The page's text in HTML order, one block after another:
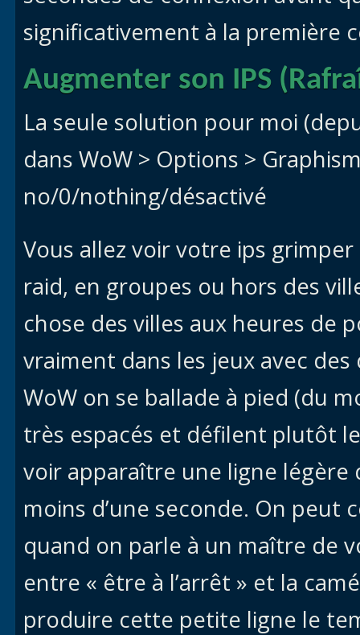
significativement à la première
Augmenter son IPS
La seule solution pour moi
dans WoW > Options >
no/0/nothing/désactivé
Vous allez voir votre ips
raid, en groupes ou hors des
chose des villes aux heures de
vraiment dans les jeux avec
WoW on se ballade à pied (du
très espacés et défilent plutôt
voir apparaître une ligne
moins d’une seconde. On peut
quand on parle à un maître de
entre « être à l’arrêt » et la
produire cette petite ligne le